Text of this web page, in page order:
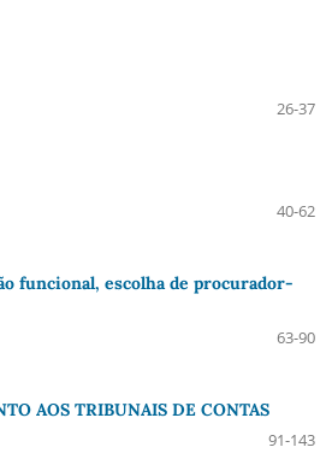
26-37
40-62
funcional, escolha de procurador-
63-90
AOS TRIBUNAIS DE CONTAS
91-143